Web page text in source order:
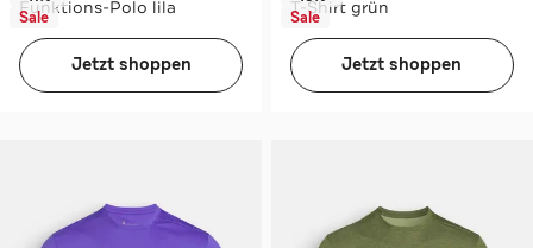
Funktions-Polo lila
Sale
Jetzt shoppen
T-Shirt grün
Sale
Jetzt shoppen